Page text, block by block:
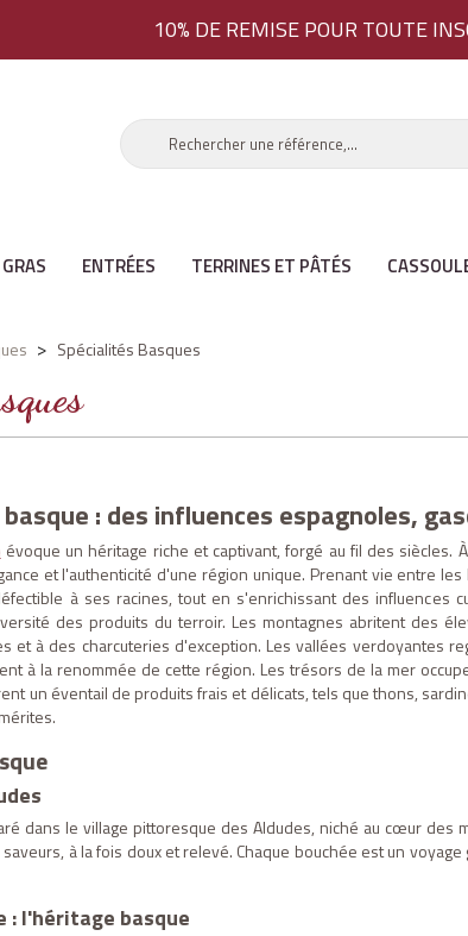
10% DE REMISEPOUR TOUTE
ENTRÉES TERRINES ET PÂTÉS
Spécialités Basques
: des influences espagnoles,
évoque un héritage riche et captivant, forgé au fil des
et l'authenticité d'une région unique. Prenant vie entre
à ses racines, tout en s'enrichissant des influences
des produits du terroir. Les montagnes abritent des
et à des charcuteries d'exception. Les vallées
à la renommée de cette région. Les trésors de la mer
un éventail de produits frais et délicats, tels que thons,
dans le village pittoresque des Aldudes, niché au cœur
à la fois doux et relevé. Chaque bouchée est un
: l'héritage basque